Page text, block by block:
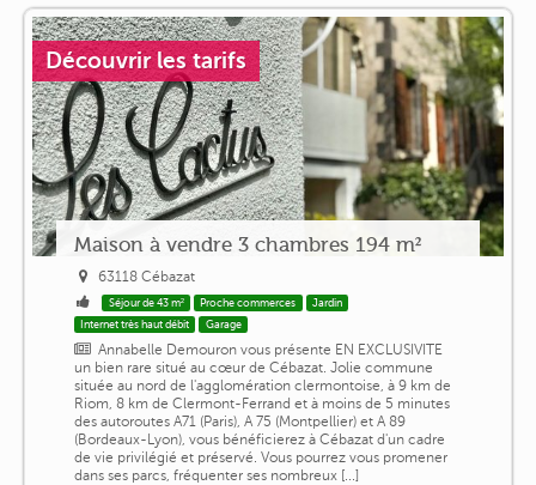
Découvrir les tarifs
Maison à vendre 3 chambres 194 m²
63118 Cébazat
Séjour de 43 m² Proche commerces
Jardin
Internet très haut débit
Garage
Annabelle Demouron vous présente EN EXCLUSIVITE
un bien rare situé au cœur de Cébazat. Jolie commune
située au nord de l'agglomération clermontoise, à 9 km de
Riom, 8 km de Clermont-Ferrand et à moins de 5 minutes
des autoroutes A71 (Paris), A 75 (Montpellier) et A 89
(Bordeaux-Lyon), vous bénéficierez à Cébazat d'un cadre
de vie privilégié et préservé. Vous pourrez vous promener
dans ses parcs, fréquenter ses nombreux [...]